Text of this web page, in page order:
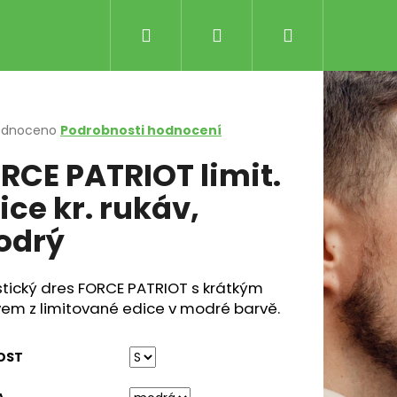
Přihlášení
košík
Podrobnosti hodnocení
PATRIOT limit.
kr. rukáv,
dres FORCE PATRIOT s krátkým
z limitované edice v modré barvě.
Následující
ČERNO-MODRÉ